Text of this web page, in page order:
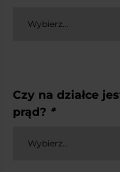
Czy na działce
prąd? *